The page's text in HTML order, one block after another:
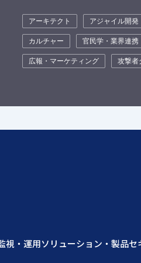
アーキテクト アジャイル開発
カルチャー
官民学・業界連携
広報・マーケティング
攻撃者
視・運用ソリューション・製品セ